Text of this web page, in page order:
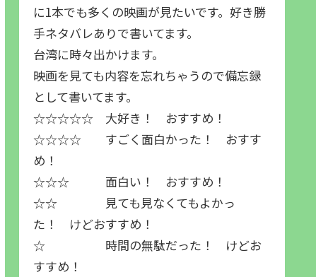
に1本でも多くの映画が見たいです。好き勝
手ネタバレありで書いてます。
台湾に時々出かけます。
映画を見ても内容を忘れちゃうので備忘録
として書いてます。
☆☆☆☆☆ 大好き！ おすすめ！
☆☆☆☆ すごく面白かった！ おすす
め！
☆☆☆ 面白い！ おすすめ！
☆☆ 見ても見なくてもよかっ
た！ けどおすすめ！
☆ 時間の無駄だった！ けどお
すすめ！